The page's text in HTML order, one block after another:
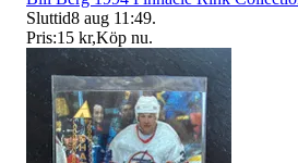
Sluttid8 aug 11:49.
Pris:15 kr,Köp nu.